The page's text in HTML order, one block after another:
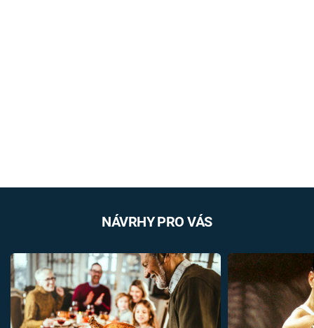
NÁVRHY PRO VÁS